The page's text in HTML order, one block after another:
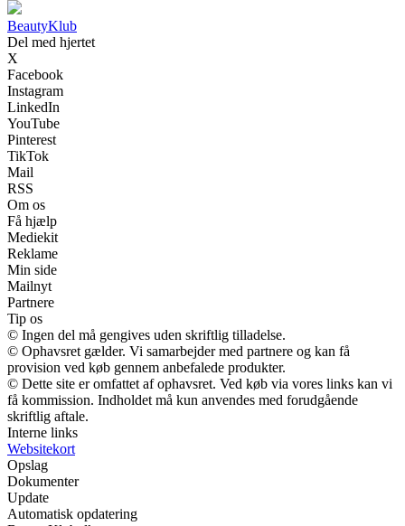
BeautyKlub
Del med hjertet
X
Facebook
Instagram
LinkedIn
YouTube
Pinterest
TikTok
Mail
RSS
Om os
Få hjælp
Mediekit
Reklame
Min side
Mailnyt
Partnere
Tip os
© Ingen del må gengives uden skriftlig tilladelse.
© Ophavsret gælder. Vi samarbejder med partnere og kan få
provision ved køb gennem anbefalede produkter.
© Dette site er omfattet af ophavsret. Ved køb via vores links kan vi
få kommission. Indholdet må kun anvendes med forudgående
skriftlig aftale.
Interne links
Websitekort
Opslag
Dokumenter
Update
Automatisk opdatering